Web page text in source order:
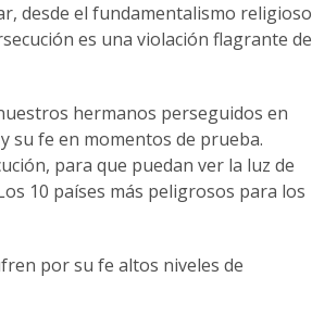
desde el fundamentalismo religioso
es una violación flagrante de
hermanos perseguidos en
su fe en momentos de prueba.
para que puedan ver la luz de
10 países más peligrosos para los
por su fe altos niveles de